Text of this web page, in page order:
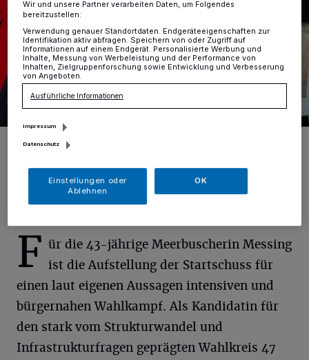
Jochen Ott und Chantal Messing.
F ür die 43-jährige Meerbuscherin Messing
ist die Aufstellung der Startschuss für
einen laut eigenen Aussagen intensiven und
bürgernahen Wahlkampf. Als Kandidatin für
den stark vom Strukturwandel und
Infrastrukturfragen geprägten Wahlkreis 47
Wir und unsere Partner verarbeiten Daten, um Folgendes
bereitzustellen:
Verwendung genauer Standortdaten. Endgeräteeigenschaften zur
Identifikation aktiv abfragen. Speichern von oder Zugriff auf
Informationen auf einem Endgerät. Personalisierte Werbung und
Inhalte, Messung von Werbeleistung und der Performance von
Inhalten, Zielgruppenforschung sowie Entwicklung und Verbesserung
von Angeboten.
Ausführliche Informationen
Impressum
Datenschutz
Einstellungen oder
Ablehnen
OK